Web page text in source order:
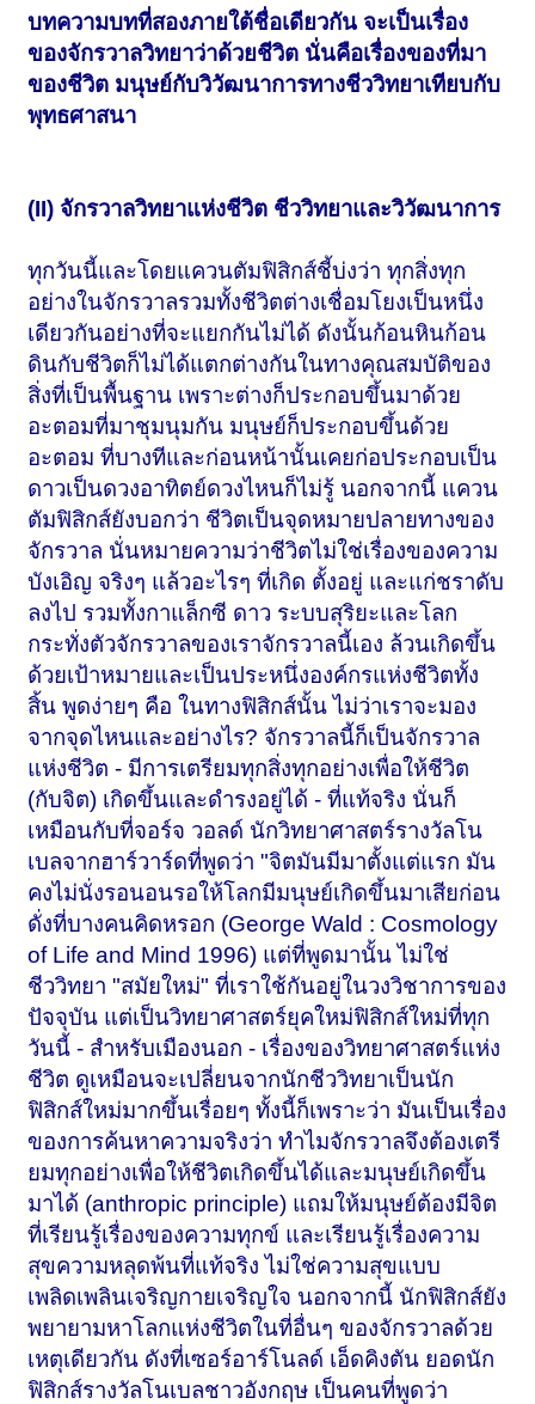
บทความบทที่สองภายใต้ชื่อเดียวกัน จะเป็นเรื่อง
ของจักรวาลวิทยาว่าด้วยชีวิต นั่นคือเรื่องของที่มา
ของชีวิต มนุษย์กับวิวัฒนาการทางชีววิทยาเทียบกับ
พุทธศาสนา
(II) จักรวาลวิทยาแห่งชีวิต ชีววิทยาและวิวัฒนาการ
ทุกวันนี้และโดยแควนตัมฟิสิกส์ชี้บ่งว่า ทุกสิ่งทุก
อย่างในจักรวาลรวมทั้งชีวิตต่างเชื่อมโยงเป็นหนึ่ง
เดียวกันอย่างที่จะแยกกันไม่ได้ ดังนั้นก้อนหินก้อน
ดินกับชีวิตก็ไม่ได้แตกต่างกันในทางคุณสมบัติของ
สิ่งที่เป็นพื้นฐาน เพราะต่างก็ประกอบขึ้นมาด้วย
อะตอมที่มาชุมนุมกัน มนุษย์ก็ประกอบขึ้นด้วย
อะตอม ที่บางทีและก่อนหน้านั้นเคยก่อประกอบเป็น
ดาวเป็นดวงอาทิตย์ดวงไหนก็ไม่รู้ นอกจากนี้ แควน
ตัมฟิสิกส์ยังบอกว่า ชีวิตเป็นจุดหมายปลายทางของ
จักรวาล นั่นหมายความว่าชีวิตไม่ใช่เรื่องของความ
บังเอิญ จริงๆ แล้วอะไรๆ ที่เกิด ตั้งอยู่ และแก่ชราดับ
ลงไป รวมทั้งกาแล็กซี ดาว ระบบสุริยะและโลก
กระทั่งตัวจักรวาลของเราจักรวาลนี้เอง ล้วนเกิดขึ้น
ด้วยเป้าหมายและเป็นประหนึ่งองค์กรแห่งชีวิตทั้ง
สิ้น พูดง่ายๆ คือ ในทางฟิสิกส์นั้น ไม่ว่าเราจะมอง
จากจุดไหนและอย่างไร? จักรวาลนี้ก็เป็นจักรวาล
แห่งชีวิต - มีการเตรียมทุกสิ่งทุกอย่างเพื่อให้ชีวิต
(กับจิต) เกิดขึ้นและดำรงอยู่ได้ - ที่แท้จริง นั่นก็
เหมือนกับที่จอร์จ วอลด์ นักวิทยาศาสตร์รางวัลโน
เบลจากฮาร์วาร์ดที่พูดว่า "จิตมันมีมาตั้งแต่แรก มัน
คงไม่นั่งรอนอนรอให้โลกมีมนุษย์เกิดขึ้นมาเสียก่อน
ดั่งที่บางคนคิดหรอก (George Wald : Cosmology
of Life and Mind 1996) แต่ที่พูดมานั้น ไม่ใช่
ชีววิทยา "สมัยใหม่" ที่เราใช้กันอยู่ในวงวิชาการของ
ปัจจุบัน แต่เป็นวิทยาศาสตร์ยุคใหม่ฟิสิกส์ใหม่ที่ทุก
วันนี้ - สำหรับเมืองนอก - เรื่องของวิทยาศาสตร์แห่ง
ชีวิต ดูเหมือนจะเปลี่ยนจากนักชีววิทยาเป็นนัก
ฟิสิกส์ใหม่มากขึ้นเรื่อยๆ ทั้งนี้ก็เพราะว่า มันเป็นเรื่อง
ของการค้นหาความจริงว่า ทำไมจักรวาลจึงต้องเตรี
ยมทุกอย่างเพื่อให้ชีวิตเกิดขึ้นได้และมนุษย์เกิดขึ้น
มาได้ (anthropic principle) แถมให้มนุษย์ต้องมีจิต
ที่เรียนรู้เรื่องของความทุกข์ และเรียนรู้เรื่องความ
สุขความหลุดพ้นที่แท้จริง ไม่ใช่ความสุขแบบ
เพลิดเพลินเจริญกายเจริญใจ นอกจากนี้ นักฟิสิกส์ยัง
พยายามหาโลกแห่งชีวิตในที่อื่นๆ ของจักรวาลด้วย
เหตุเดียวกัน ดังที่เซอร์อาร์โนลด์ เอ็ดคิงตัน ยอดนัก
ฟิสิกส์รางวัลโนเบลชาวอังกฤษ เป็นคนที่พูดว่า